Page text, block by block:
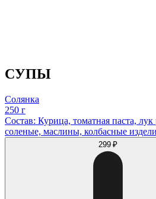
СУПЫ
Солянка
250 г
Состав: Курица, томатная паста,
соленые, маслины, колбасные
299 ₽